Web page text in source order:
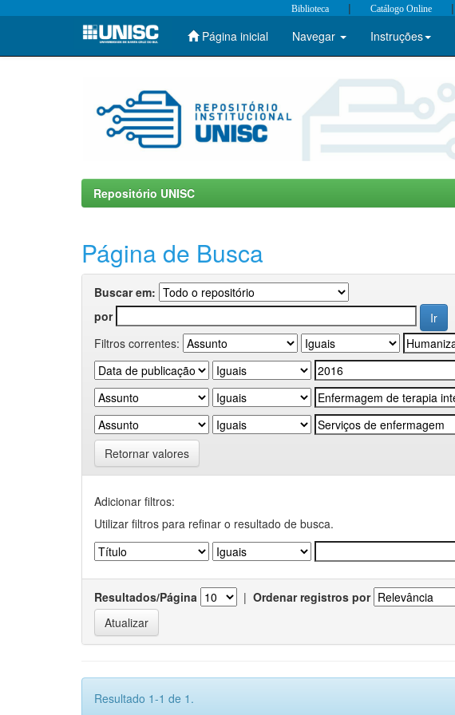
Skip
Biblioteca | Catálogo Online |
Página inicial Navegar Instruções
Repositório UNISC
Página de Busca
Buscar em:
por
Filtros correntes:
Retornar valores
Adicionar filtros:
Utilizar filtros para refinar o resultado de busca.
Resultados/Página | Ordenar registros por
Resultado 1-1 de 1.